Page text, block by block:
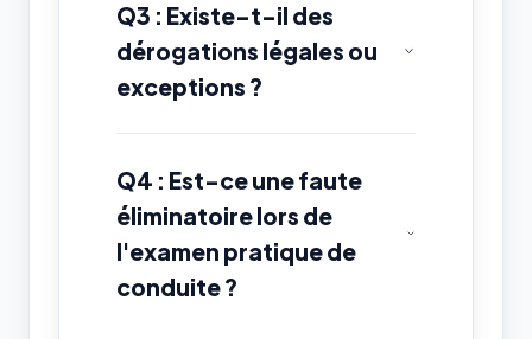
Q3 : Existe-t-il des
dérogations légales ou
exceptions ?
Q4 : Est-ce une faute
éliminatoire lors de
l'examen pratique de
conduite ?